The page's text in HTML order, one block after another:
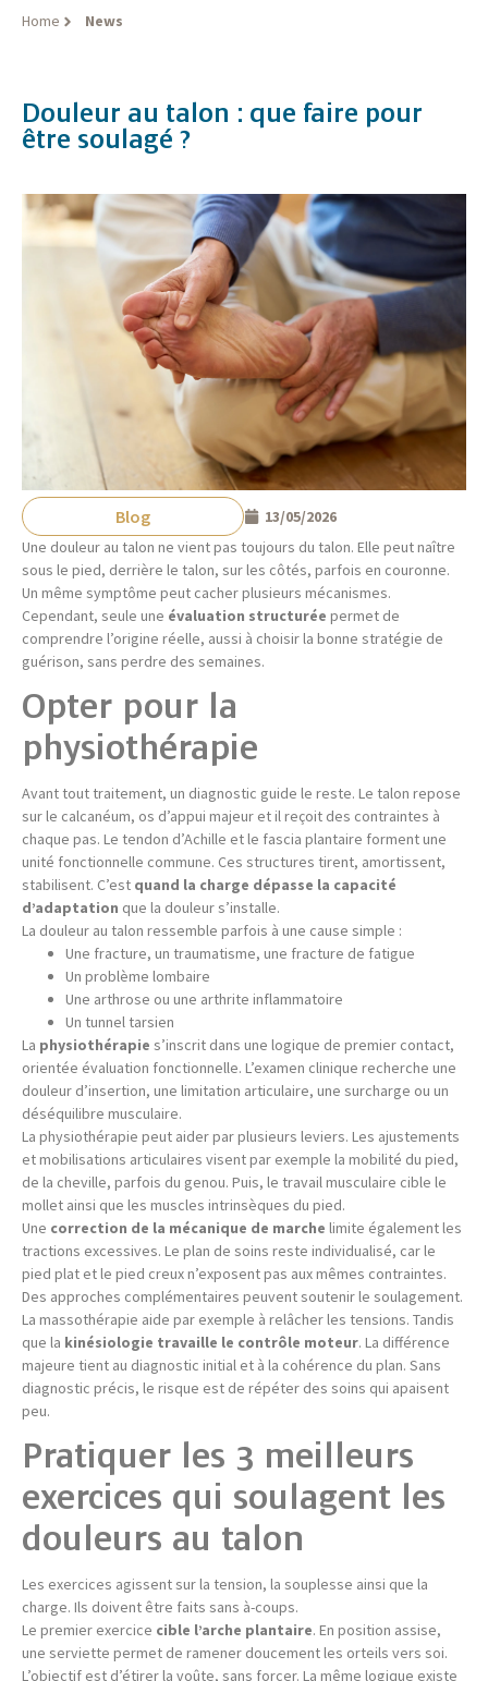
Home News
Douleur au talon : que faire pour
être soulagé ?
Blog
13/05/2026
Une douleur au talon ne vient pas toujours du talon. Elle peut naître
sous le pied, derrière le talon, sur les côtés, parfois en couronne.
Un même symptôme peut cacher plusieurs mécanismes.
Cependant, seule une évaluation structurée permet de
comprendre l’origine réelle, aussi à choisir la bonne stratégie de
guérison, sans perdre des semaines.
Opter pour la
physiothérapie
Avant tout traitement, un diagnostic guide le reste. Le talon repose
sur le calcanéum, os d’appui majeur et il reçoit des contraintes à
chaque pas. Le tendon d’Achille et le fascia plantaire forment une
unité fonctionnelle commune. Ces structures tirent, amortissent,
stabilisent. C’est quand la charge dépasse la capacité
d’adaptation que la douleur s’installe.
La douleur au talon ressemble parfois à une cause simple :
Une fracture, un traumatisme, une fracture de fatigue
Un problème lombaire
Une arthrose ou une arthrite inflammatoire
Un tunnel tarsien
La physiothérapie s’inscrit dans une logique de premier contact,
orientée évaluation fonctionnelle. L’examen clinique recherche une
douleur d’insertion, une limitation articulaire, une surcharge ou un
déséquilibre musculaire.
La physiothérapie peut aider par plusieurs leviers. Les ajustements
et mobilisations articulaires visent par exemple la mobilité du pied,
de la cheville, parfois du genou. Puis, le travail musculaire cible le
mollet ainsi que les muscles intrinsèques du pied.
Une correction de la mécanique de marche limite également les
tractions excessives. Le plan de soins reste individualisé, car le
pied plat et le pied creux n’exposent pas aux mêmes contraintes.
Des approches complémentaires peuvent soutenir le soulagement.
La massothérapie aide par exemple à relâcher les tensions. Tandis
que la kinésiologie travaille le contrôle moteur. La différence
majeure tient au diagnostic initial et à la cohérence du plan. Sans
diagnostic précis, le risque est de répéter des soins qui apaisent
peu.
Pratiquer les 3 meilleurs
exercices qui soulagent les
douleurs au talon
Les exercices agissent sur la tension, la souplesse ainsi que la
charge. Ils doivent être faits sans à-coups.
Le premier exercice cible l’arche plantaire. En position assise,
une serviette permet de ramener doucement les orteils vers soi.
L’objectif est d’étirer la voûte, sans forcer. La même logique existe